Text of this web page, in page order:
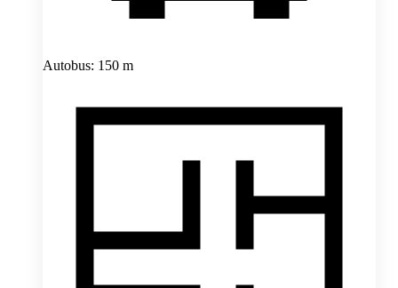
Autobus: 150 m